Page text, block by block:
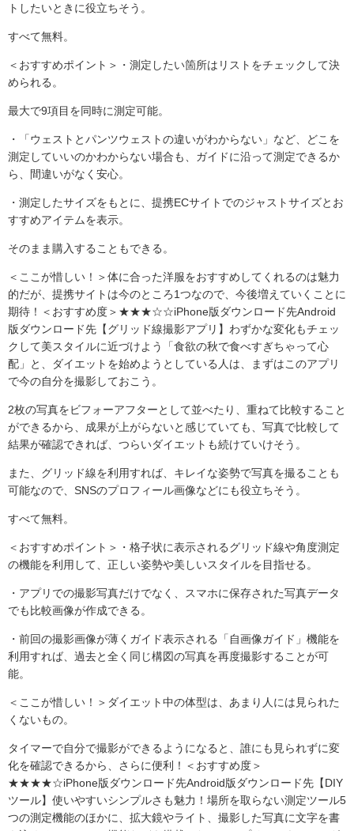
トしたいときに役立ちそう。
すべて無料。
＜おすすめポイント＞・測定したい箇所はリストをチェックして決
められる。
最大で9項目を同時に測定可能。
・「ウェストとパンツウェストの違いがわからない」など、どこを
測定していいのかわからない場合も、ガイドに沿って測定できるか
ら、間違いがなく安心。
・測定したサイズをもとに、提携ECサイトでのジャストサイズとお
すすめアイテムを表示。
そのまま購入することもできる。
＜ここが惜しい！＞体に合った洋服をおすすめしてくれるのは魅力
的だが、提携サイトは今のところ1つなので、今後増えていくことに
期待！＜おすすめ度＞★★★☆☆iPhone版ダウンロード先Android
版ダウンロード先【グリッド線撮影アプリ】わずかな変化もチェッ
クして美スタイルに近づけよう「食欲の秋で食べすぎちゃって心
配」と、ダイエットを始めようとしている人は、まずはこのアプリ
で今の自分を撮影しておこう。
2枚の写真をビフォーアフターとして並べたり、重ねて比較すること
ができるから、成果が上がらないと感じていても、写真で比較して
結果が確認できれば、つらいダイエットも続けていけそう。
また、グリッド線を利用すれば、キレイな姿勢で写真を撮ることも
可能なので、SNSのプロフィール画像などにも役立ちそう。
すべて無料。
＜おすすめポイント＞・格子状に表示されるグリッド線や角度測定
の機能を利用して、正しい姿勢や美しいスタイルを目指せる。
・アプリでの撮影写真だけでなく、スマホに保存された写真データ
でも比較画像が作成できる。
・前回の撮影画像が薄くガイド表示される「自画像ガイド」機能を
利用すれば、過去と全く同じ構図の写真を再度撮影することが可
能。
＜ここが惜しい！＞ダイエット中の体型は、あまり人には見られた
くないもの。
タイマーで自分で撮影ができるようになると、誰にも見られずに変
化を確認できるから、さらに便利！＜おすすめ度＞
★★★★☆iPhone版ダウンロード先Android版ダウンロード先【DIY
ツール】使いやすいシンプルさも魅力！場所を取らない測定ツール5
つの測定機能のほかに、拡大鏡やライト、撮影した写真に文字を書